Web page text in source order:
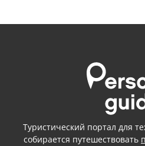
Туристический портал для
собирается путешествовать